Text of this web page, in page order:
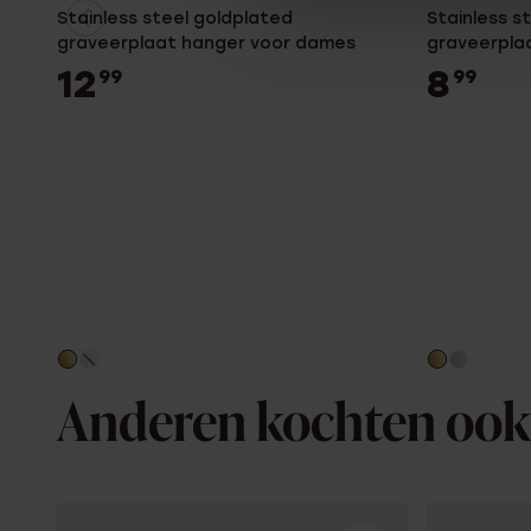
Stainless steel goldplated
graveerplaat hanger voor dames
12 99
Stainless
8 99
Anderen kochten ook